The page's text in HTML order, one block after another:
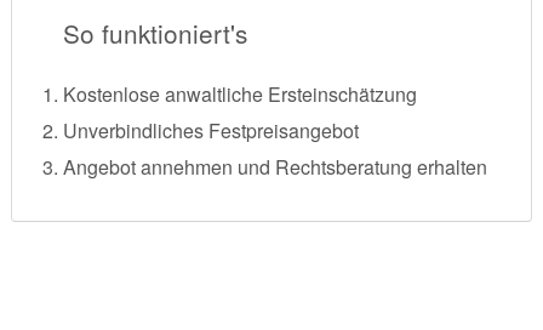
So funktioniert's
Kostenlose anwaltliche Ersteinschätzung
Unverbindliches Festpreisangebot
Angebot annehmen und Rechtsberatung erhalten